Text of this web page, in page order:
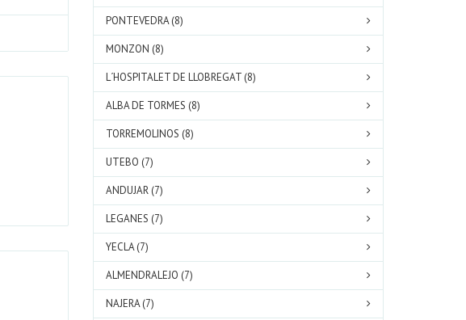
PONTEVEDRA (8)
MONZON (8)
L´HOSPITALET DE LLOBREGAT (8)
ALBA DE TORMES (8)
TORREMOLINOS (8)
UTEBO (7)
ANDUJAR (7)
LEGANES (7)
YECLA (7)
ALMENDRALEJO (7)
NAJERA (7)